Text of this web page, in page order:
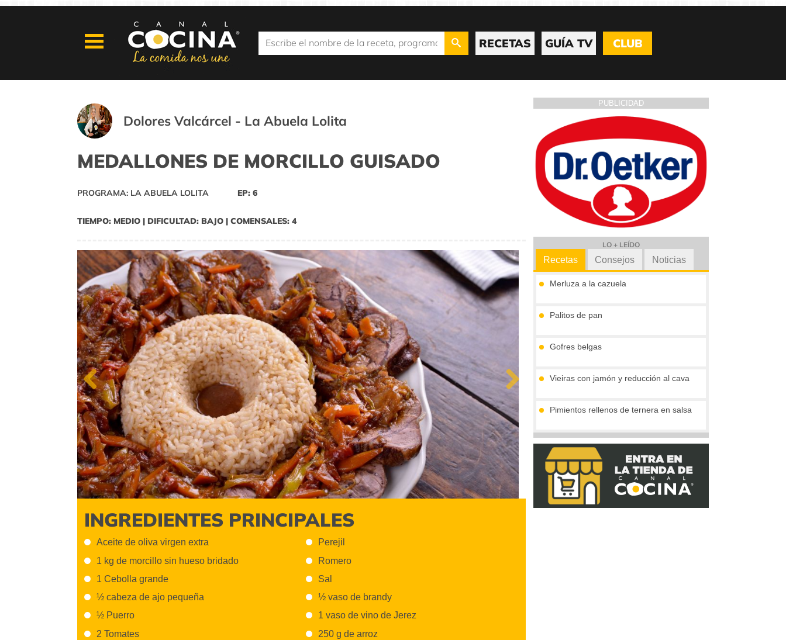
RECETAS GUÍA TV CLUB
Dolores Valcárcel - La Abuela Lolita
MEDALLONES DE MORCILLO GUISADO
PROGRAMA: LA ABUELA LOLITA EP: 6
TIEMPO: MEDIO | DIFICULTAD: BAJO | COMENSALES: 4
Previous Next
INGREDIENTES PRINCIPALES
Aceite de oliva virgen extra
1 kg de morcillo sin hueso bridado
1 Cebolla grande
½ cabeza de ajo pequeña
½ Puerro
2 Tomates
Perejil
Romero
Sal
½ vaso de brandy
1 vaso de vino de Jerez
250 g de arroz
PUBLICIDAD
LO + LEÍDO
Recetas
Merluza a la cazuela
Palitos de pan
Gofres belgas
Vieiras con jamón y reducción al cava
Pimientos rellenos de ternera en salsa
Tronco de chocolate y turrón (sin gluten)
Consejos Noticias